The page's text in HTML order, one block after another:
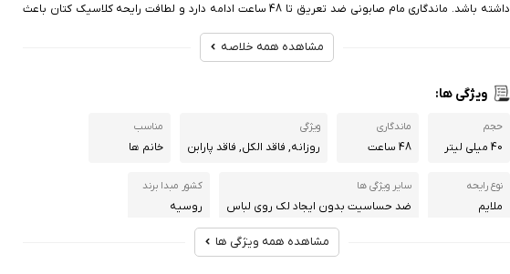
داشته باشد. ماندگاری مام صابونی ضد تعریق تا 48 ساعت ادامه دارد و لطافت رایحه کلاسیک کتان باعث
آرامش شما می شود. مام صابونی زنانه رکسونا فاقد الکل بوده و مانع بروز حساسیت و خشکی روی پوست
می شود همچنین برای انواع پوست مناسب استمشاهده همه خلاصه
ویژگی ها:
حجم
40 میلی لیتر
ماندگاری
48 ساعت
ویژگی
روزانه, فاقد الکل, فاقد پارابن
مناسب
خانم ها
نوع رایحه
ملایم
سایر ویژگی ها
ضد حساسیت بدون ایجاد لک روی لباس
کشور مبدا برند
روسیه
مشاهده همه ویژگی ها